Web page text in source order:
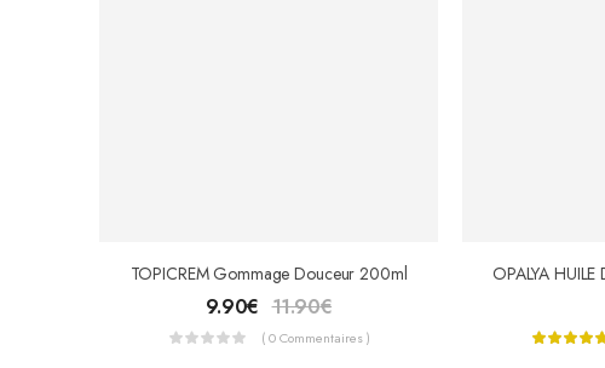
TOPICREM Gommage Douceur 200ml
9.90€ 11.90€
( 0 Commentaires )